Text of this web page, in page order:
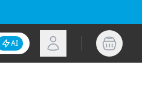
Inaktivera AI-sökning
AI Logga in